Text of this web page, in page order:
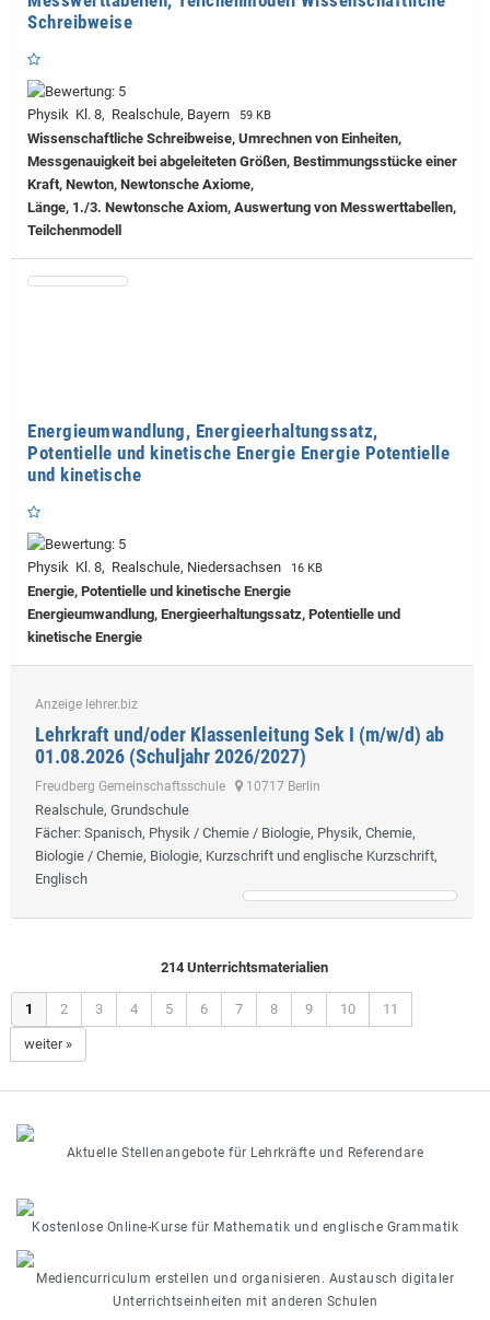
Schreibweise
Physik Kl. 8, Realschule, Bayern 59 KB
Wissenschaftliche Schreibweise, Umrechnen von Einheiten,
Messgenauigkeit bei abgeleiteten Größen, Bestimmungsstücke einer
Kraft, Newton, Newtonsche Axiome,
Länge, 1./3. Newtonsche Axiom, Auswertung von Messwerttabellen,
Teilchenmodell
Energieumwandlung, Energieerhaltungssatz,
Potentielle und kinetische Energie Energie Potentielle
und kinetische
Physik Kl. 8, Realschule, Niedersachsen 16 KB
Energie, Potentielle und kinetische Energie
Energieumwandlung, Energieerhaltungssatz, Potentielle und
kinetische Energie
Anzeige lehrer.biz
Lehrkraft und/oder Klassenleitung Sek I (m/w/d) ab
01.08.2026 (Schuljahr 2026/2027)
Freudberg Gemeinschaftsschule 10717 Berlin
Realschule, Grundschule
Fächer: Spanisch, Physik / Chemie / Biologie, Physik, Chemie,
Biologie / Chemie, Biologie, Kurzschrift und englische Kurzschrift,
Englisch
214 Unterrichtsmaterialien
1 2 3 4 5 6 7 8 9 10 11
weiter »
Aktuelle Stellenangebote für Lehrkräfte und Referendare
Kostenlose Online-Kurse für Mathematik und englische Grammatik
Mediencurriculum erstellen und organisieren. Austausch digitaler
Unterrichtseinheiten mit anderen Schulen